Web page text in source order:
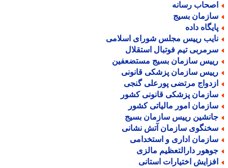
رسانه
بسیج
داده
رییس مجلس شورای اسلامی
تیم فوتبال استقلال
سازمان بسیج مستضعفین
سازمان پزشکی قانونی
مرتضی پورعلی گنجی
پزشکی قانونی کشور
امور مالیاتی کشور
رییس سازمان بسیج
سازمان آتش نشانی
اداری و استخدامی
دارالتعظیم مالزی
اختیارات استانی